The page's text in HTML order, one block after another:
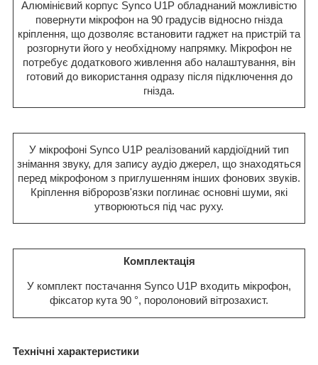
Алюмінієвий корпус Synco U1P обладнаний можливістю
повернути мікрофон на 90 градусів відносно гнізда
кріплення, що дозволяє встановити гаджет на пристрій та
розгорнути його у необхідному напрямку. Мікрофон не
потребує додаткового живлення або налаштування, він
готовий до використання одразу після підключення до
гнізда.
У мікрофоні Synco U1P реалізований кардіоїдний тип
знімання звуку, для запису аудіо джерел, що знаходяться
перед мікрофоном з приглушенням інших фонових звуків.
Кріплення вібророзв'язки поглинає основні шуми, які
утворюються під час руху.
Комплектація
У комплект постачання Synco U1P входить мікрофон,
фіксатор кута 90 °, поролоновий вітрозахист.
Технічні характеристики